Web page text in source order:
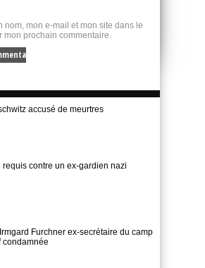
nom, mon e-mail et mon site dans le
mon prochain commentaire.
accusé de meurtres
requis contre un ex-gardien nazi
Furchner ex-secrétaire du camp
condamnée